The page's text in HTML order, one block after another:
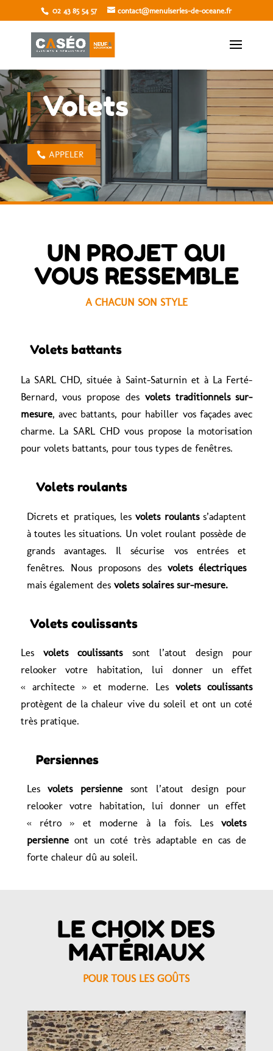
02 43 85 54 57 contact@menuiseries-de-oceane.fr
Volets
APPELER
UN PROJET QUI
VOUS RESSEMBLE
A CHACUN SON STYLE
Volets battants
La SARL CHD, située à Saint-Saturnin et à La Ferté-
Bernard, vous propose des volets traditionnels sur-
mesure, avec battants, pour habiller vos façades avec
charme. La SARL CHD vous propose la motorisation
pour volets battants, pour tous types de fenêtres.
Volets roulants
Dicrets et pratiques, lesvolets roulantss’adaptent
à toutes les situations. Un volet roulant possède de
grands avantages. Il sécurise vos entrées et
fenêtres. Nous proposons desvolets électriques
mais également des volets solaires sur-mesure.
Volets coulissants
Les volets coulissantssont l’atout design pour
relooker votre habitation, lui donner un effet
« architecte » et moderne. Lesvolets coulissants
protègent de la chaleur vive du soleil et ont un coté
très pratique.
Persiennes
Lesvolets persienne sont l’atout design pour
relooker votre habitation, lui donner un effet
« rétro » et moderne à la fois. Lesvolets
persienne ont un coté très adaptable en cas de
forte chaleur dû au soleil.
LE CHOIX DES
MATÉRIAUX
POUR TOUS LES GOÛTS